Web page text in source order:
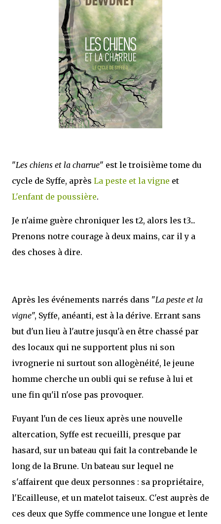
mettre sous tous les yeux. C'est cela...
"Les chiens et la charrue" est le troisième tome du
cycle de Syffe, après La peste et la vigne et
L'enfant de poussière.
Je n'aime guère chroniquer les t2, alors les t3...
Prenons notre courage à deux mains, car il y a
des choses à dire.
Après les événements narrés dans "La peste et la
vigne", Syffe, anéanti, est à la dérive. Errant sans
but d'un lieu à l'autre jusqu'à en être chassé par
des locaux qui ne supportent plus ni son
ivrognerie ni surtout son allogènéité, le jeune
homme cherche un oubli qui se refuse à lui et
une fin qu'il n'ose pas provoquer.
Fuyant l'un de ces lieux après une nouvelle
altercation, Syffe est recueilli, presque par
hasard, sur un bateau qui fait la contrebande le
long de la Brune. Un bateau sur lequel ne
s'affairent que deux personnes : sa propriétaire,
l'Ecailleuse, et un matelot taiseux. C'est auprès de
ces deux que Syffe commence une longue et lente